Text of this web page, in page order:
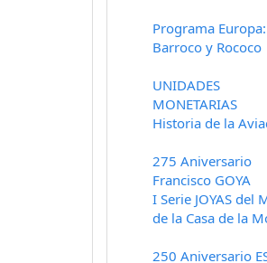
Programa Europa:
Barroco y Rococo
UNIDADES
MONETARIAS
Historia de la
275 Aniversario
Francisco GOYA
I Serie JOYAS del
de la Casa de la
250 Aniversario